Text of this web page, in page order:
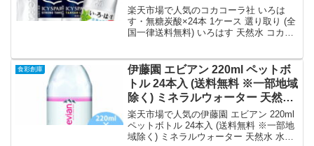
カ・コーラ ミネラルウォーター
ラベルレス よりどり 組み合わせ
自由 選べる｜価格・送料・ポイ
楽天市場で人気のコカコーラ社 いろは
す・無糖炭酸×24本 1ケース 選り取り (全
国一律送料無料) いろはす 天然水 コカ・
解説。食彩創庫から3,240円で販売中（送
料別・ポイント1倍）。実ユーザーレビュ
ー0件・平均評価0の商品情報・購入方法
まとめ。
食彩創庫
伊藤園 エビアン 220ml ペットボ
トル 24本入 (送料無料 ※一部地域
除く) ミネラルウォーター 天然水
水 enian フランス 硬水 鉱泉水 ペ
ットボトル｜価格・送料・ポイン
ト還元まとめ
楽天市場で人気の伊藤園 エビアン 220ml
ペットボトル 24本入 (送料無料 ※一部地
域除く) ミネラルウォーター 天然水 水